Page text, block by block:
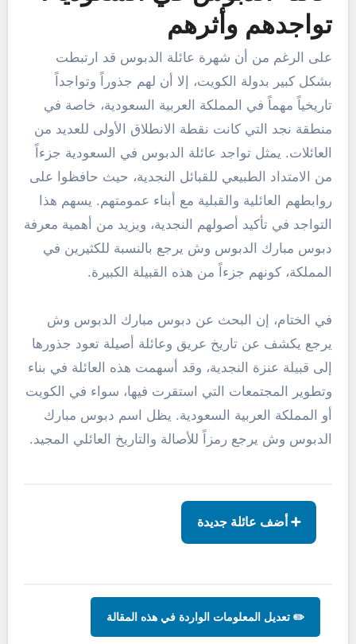
تواجدهم وأثرهم
على الرغم من أن شهرة عائلة الدبوس قد ارتبطت
بشكل كبير بدولة الكويت، إلا أن لهم جذوراً وتواجداً
تاريخياً مهماً في المملكة العربية السعودية، خاصة في
منطقة نجد التي كانت نقطة الانطلاق الأولى للعديد من
العائلات. يمثل تواجد عائلة الدبوس في السعودية جزءاً
من الامتداد الطبيعي للقبائل النجدية، حيث حافظوا على
روابطهم العائلية والقبلية مع أبناء عمومتهم. يسهم هذا
التواجد في تأكيد أصولهم النجدية، ويزيد من أهمية معرفة
دبوس مبارك الدبوس وش يرجع بالنسبة للكثيرين في
المملكة، كونهم جزءاً من هذه القبيلة الكبيرة.
في الختام، إن البحث عن دبوس مبارك الدبوس وش
يرجع يكشف عن تاريخ عريق وعائلة أصيلة تعود جذورها
إلى قبيلة عنزة النجدية، وقد أسهمت هذه العائلة في بناء
وتطوير المجتمعات التي استقرت فيها، سواء في الكويت
أو المملكة العربية السعودية. يظل اسم دبوس مبارك
الدبوس وش يرجع رمزاً للأصالة والتاريخ العائلي المجيد.
➕ أضف عائلة جديدة
✏️ تعديل المعلومات الواردة في هذه المقالة